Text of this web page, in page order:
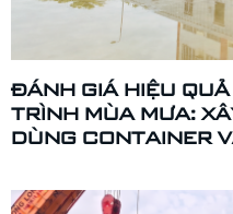
ĐÁNH GIÁ HIỆU
TRÌNH MÙA MƯA:
DÙNG CONTAINER